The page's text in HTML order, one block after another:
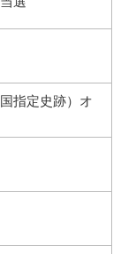
指定史跡）オ